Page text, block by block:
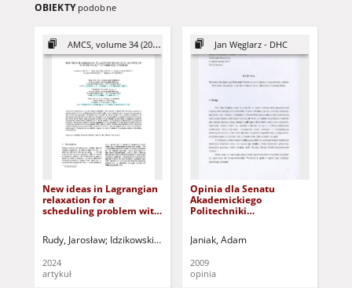
OBIEKTY podobne
AMCS, volume 34 (2024)
New ideas in Lagrangian
relaxation for a
scheduling problem with
Rudy, Jarosław Idzikowski, Radosław Smutnicki, Czesław
2024
artykuł
Jan Węglarz - DHC
Opinia dla Senatu
Akademickiego
Politechniki
nadanie prof. Janowi
doktora honoris causa
Uniwersytetu
Janiak, Adam
2009
opinia